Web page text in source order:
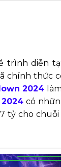
trình diễn
chính thức
2024
có
tỷ cho